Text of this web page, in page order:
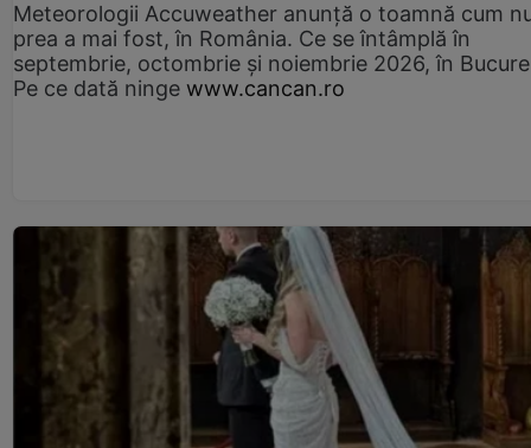
Meteorologii Accuweather anunță o toamnă cum
prea a mai fost, în România. Ce se întâmplă în
septembrie, octombrie și noiembrie 2026, în
Pe ce dată ninge www.cancan.ro